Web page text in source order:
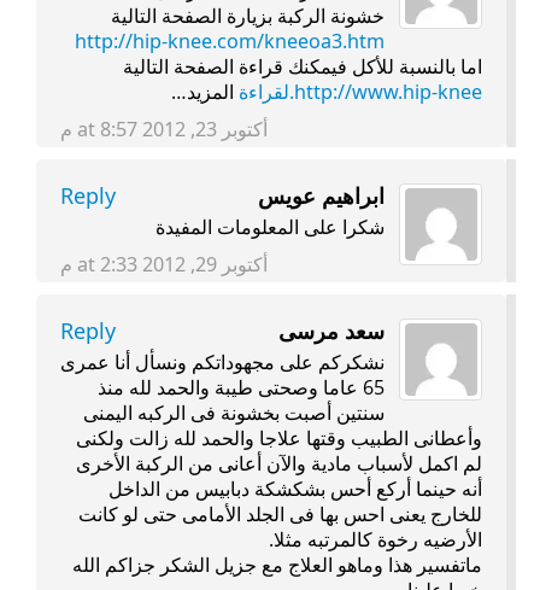
خشونة الركبة بزيارة الصفحة التالية
http://hip-knee.com/kneeoa3.htm
اما بالنسبة للأكل فيمكنك قراءة الصفحة التالية
http://www.hip-knee.لقراءة
المزيد…
أكتوبر 23, 2012 at 8:57 م
ابراهيم عويس Reply
شكرا على المعلومات المفيدة
أكتوبر 29, 2012 at 2:33 م
سعد مرسى Reply
نشكركم على مجهوداتكم ونسأل أنا عمرى
65 عاما وصحتى طيبة والحمد لله منذ
سنتين أصبت بخشونة فى الركبه اليمنى
وأعطانى الطبيب وقتها علاجا والحمد لله زالت ولكنى
لم اكمل لأسباب مادية والآن أعانى من الركبة الأخرى
أنه حينما أركع أحس بشكشكة دبابيس من الداخل
للخارج يعنى احس بها فى الجلد الأمامى حتى لو كانت
الأرضيه رخوة كالمرتبه مثلا.
ماتفسير هذا وماهو العلاج مع جزيل الشكر جزاكم الله